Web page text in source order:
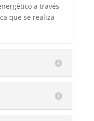
a través
que se realiza